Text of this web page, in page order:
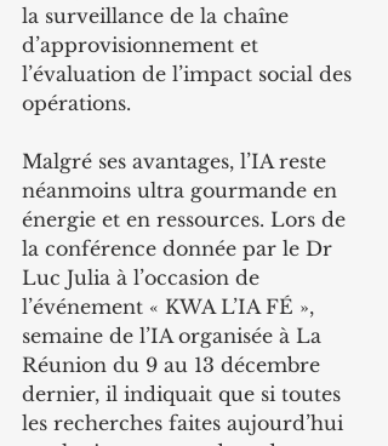
la surveillance de la chaîne
d’approvisionnement et
l’évaluation de l’impact social des
opérations.
Malgré ses avantages, l’IA reste
néanmoins ultra gourmande en
énergie et en ressources. Lors de
la conférence donnée par le Dr
Luc Julia à l’occasion de
l’événement « KWA L’IA FÉ »,
semaine de l’IA organisée à La
Réunion du 9 au 13 décembre
dernier, il indiquait que si toutes
les recherches faites aujourd’hui